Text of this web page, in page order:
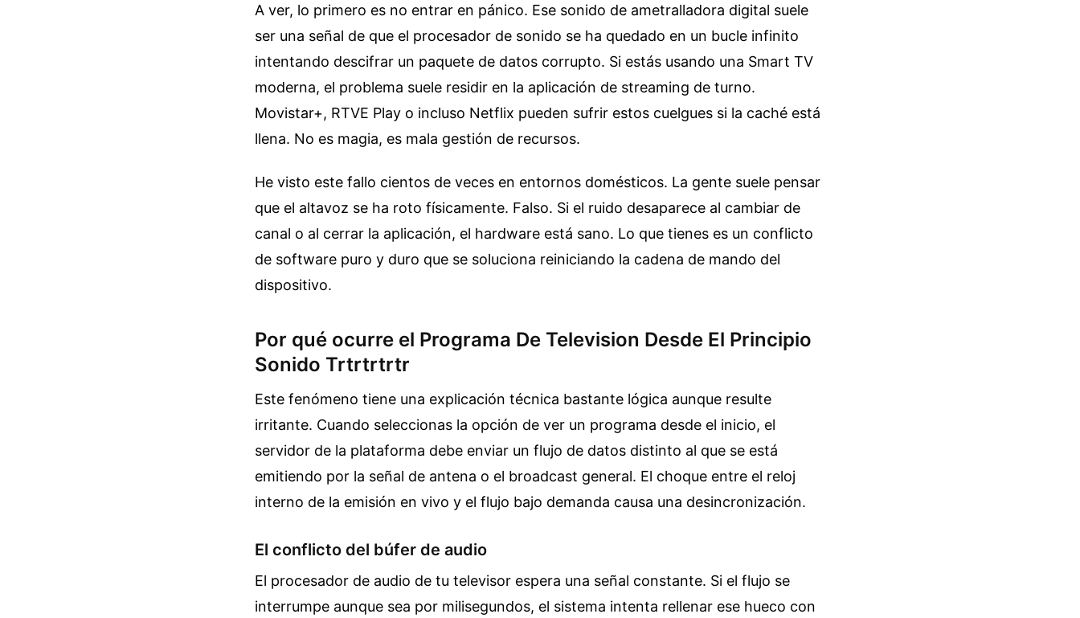
A ver, lo primero es no entrar en pánico. Ese sonido de ametralladora digital suele
ser una señal de que el procesador de sonido se ha quedado en un bucle infinito
intentando descifrar un paquete de datos corrupto. Si estás usando una Smart TV
moderna, el problema suele residir en la aplicación de streaming de turno.
Movistar+, RTVE Play o incluso Netflix pueden sufrir estos cuelgues si la caché está
llena. No es magia, es mala gestión de recursos.
He visto este fallo cientos de veces en entornos domésticos. La gente suele pensar
que el altavoz se ha roto físicamente. Falso. Si el ruido desaparece al cambiar de
canal o al cerrar la aplicación, el hardware está sano. Lo que tienes es un conflicto
de software puro y duro que se soluciona reiniciando la cadena de mando del
dispositivo.
Por qué ocurre el Programa De Television Desde El Principio
Sonido Trtrtrtrtr
Este fenómeno tiene una explicación técnica bastante lógica aunque resulte
irritante. Cuando seleccionas la opción de ver un programa desde el inicio, el
servidor de la plataforma debe enviar un flujo de datos distinto al que se está
emitiendo por la señal de antena o el broadcast general. El choque entre el reloj
interno de la emisión en vivo y el flujo bajo demanda causa una desincronización.
El conflicto del búfer de audio
El procesador de audio de tu televisor espera una señal constante. Si el flujo se
interrumpe aunque sea por milisegundos, el sistema intenta rellenar ese hueco con